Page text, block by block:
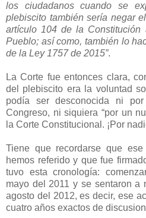
los ciudadanos cuando se
plebiscito también sería negar
artículo 104 de la
Pueblo; así como, también lo
de la Ley 1757 de 2015”.
La Corte fue entonces clara,
del plebiscito era la voluntad
podía ser desconocida ni
Congreso, ni siquiera “por un
la Corte Constitucional. ¡Por
Tiene que recordarse que
hemos referido y que fue
tuvo esta cronología:
mayo del 2011 y se sentaron a
agosto del 2012, es decir, ese
cuatro años exactos de